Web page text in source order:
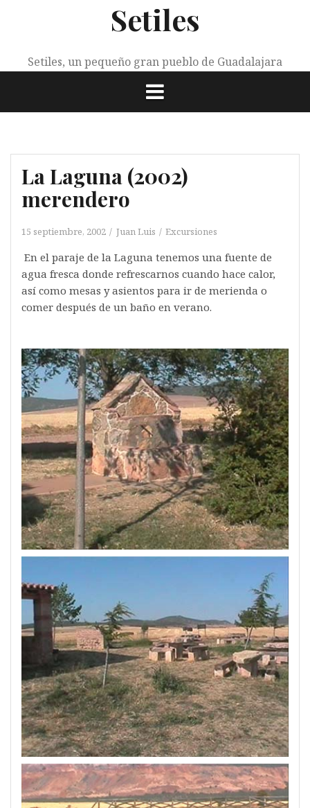
Setiles
Setiles, un pequeño gran pueblo de Guadalajara
La Laguna (2002)
merendero
15 septiembre, 2002 Juan Luis Excursiones
En el paraje de la Laguna tenemos una fuente de
agua fresca donde refrescarnos cuando hace calor,
así como mesas y asientos para ir de merienda o
comer después de un baño en verano.